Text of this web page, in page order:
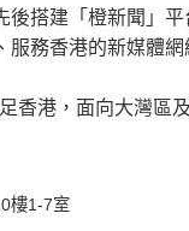
後搭建「橙新聞」
務香港的新媒體網
香港，面向大灣
樓1-7室